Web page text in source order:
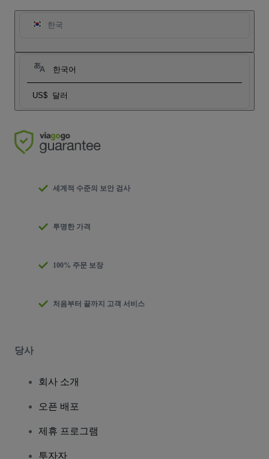
한국
한국어
US$ 달러
세계적 수준의 보안 검사
투명한 가격
100% 주문 보장
처음부터 끝까지 고객 서비스
당사
회사 소개
오픈 배포
제휴 프로그램
투자자